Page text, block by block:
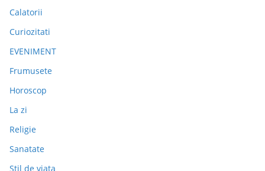
Calatorii
Curiozitati
EVENIMENT
Frumusete
Horoscop
La zi
Religie
Sanatate
Stil de viata